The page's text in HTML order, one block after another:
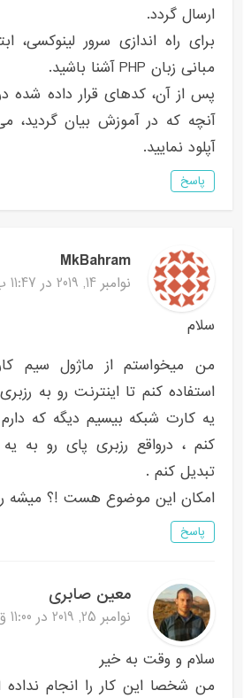
ارسال گردد.
برای راه اندازی سرور لینوکسی،
مبانی زبان PHP آشنا باشید.
پس از آن، کدهای قرار داده شده
آنچه که در آموزش بیان گردید،
آپلود نمایید.
پاسخ
MkBahram
نوامبر 14, 2019 در 11:47 ب.ظ
سلام
من میخواستم از ماژول سیم
استفاده کنم تا اینترنت رو به
یه کارت شبکه بیسیم دیگه که
کنم ، درواقع رزبری پای رو به
تبدیل کنم .
امکان این موضوع هست !؟ میشه
پاسخ
معین صابری
نوامبر 25, 2019 در 11:00 ق.ظ
سلام و وقت به خیر
من شخصا این کار را انجام نداده